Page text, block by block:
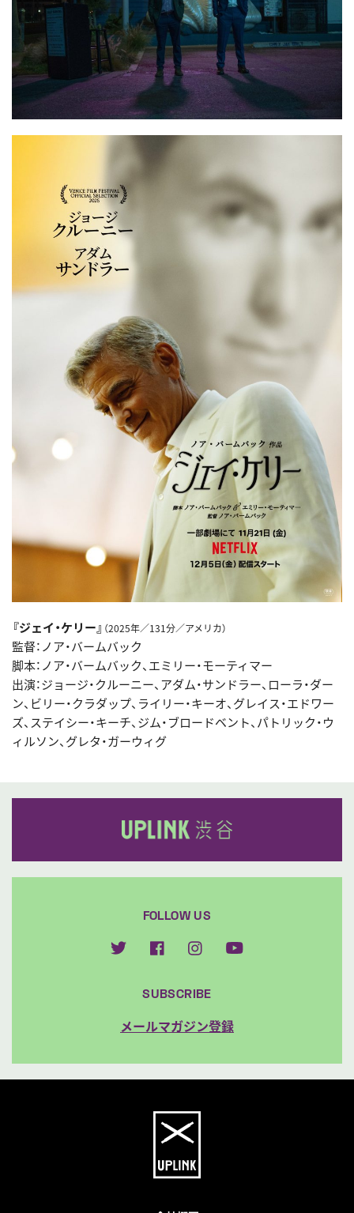
『ジェイ・ケリー』 （2025年／131分／アメリカ）
監督：ノア・バームバック
脚本：ノア・バームバック、エミリー・モーティマー
出演：ジョージ・クルーニー、アダム・サンドラー、ローラ・ダー
ン、ビリー・クラダップ、ライリー・キーオ、グレイス・エドワー
ズ、ステイシー・キーチ、ジム・ブロードベント、パトリック・ウ
ィルソン、グレタ・ガーウィグ
FOLLOW US
SUBSCRIBE
メールマガジン登録